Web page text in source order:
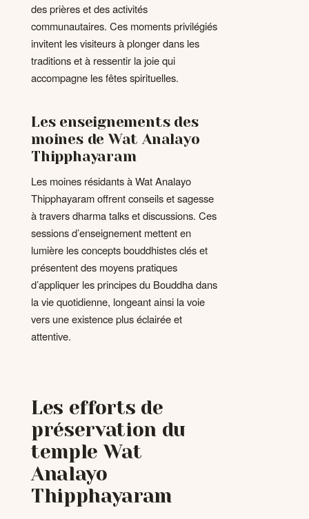
des prières et des activités
communautaires. Ces moments privilégiés
invitent les visiteurs à plonger dans les
traditions et à ressentir la joie qui
accompagne les fêtes spirituelles.
Les enseignements des
moines de Wat Analayo
Thipphayaram
Les moines résidants à Wat Analayo
Thipphayaram offrent conseils et sagesse
à travers dharma talks et discussions. Ces
sessions d’enseignement mettent en
lumière les concepts bouddhistes clés et
présentent des moyens pratiques
d’appliquer les principes du Bouddha dans
la vie quotidienne, longeant ainsi la voie
vers une existence plus éclairée et
attentive.
Les efforts de
préservation du
temple Wat
Analayo
Thipphayaram